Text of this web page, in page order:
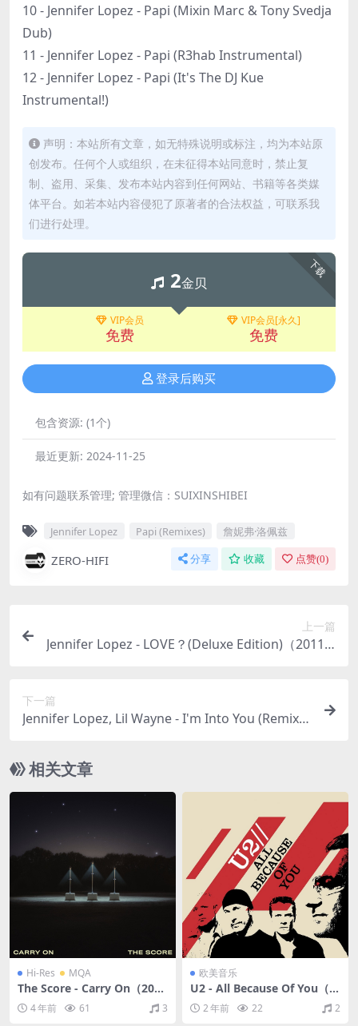
10 - Jennifer Lopez - Papi (Mixin Marc & Tony Svedja
Dub)
11 - Jennifer Lopez - Papi (R3hab Instrumental)
12 - Jennifer Lopez - Papi (It's The DJ Kue
Instrumental!)
声明：本站所有文章，如无特殊说明或标注，均为本站原
创发布。任何个人或组织，在未征得本站同意时，禁止复
制、盗用、采集、发布本站内容到任何网站、书籍等各类媒
体平台。如若本站内容侵犯了原著者的合法权益，可联系我
们进行处理。
下载
2金贝
VIP会员
免费
VIP会员[永久]
免费
登录后购买
包含资源: (1个)
最近更新: 2024-11-25
如有问题联系管理; 管理微信：SUIXINSHIBEI
Jennifer Lopez Papi (Remixes) 詹妮弗·洛佩兹
ZERO-HIFI 分享 收藏 点赞(0)
上一篇
Jennifer Lopez - LOVE？(Deluxe Edition)（2011/F
下一篇
Jennifer Lopez, Lil Wayne - I'm Into You (Remixe
相关文章
Hi-Res MQA
The Score - Carry On（202
0/FLAC/分轨/565M）(MQA/
24bit/44.1kHz)
4 年前 61 3
欧美音乐
U2 - All Because Of You（2
005/FLAC/EP分轨/125M）
2 年前 22 2